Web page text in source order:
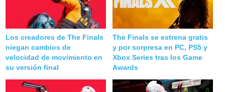
Los creadores de The Finals
niegan cambios de
velocidad de movimiento en
su versión final
The Finals se estrena gratis
y por sorpresa en PC, PS5 y
Xbox Series tras los Game
Awards